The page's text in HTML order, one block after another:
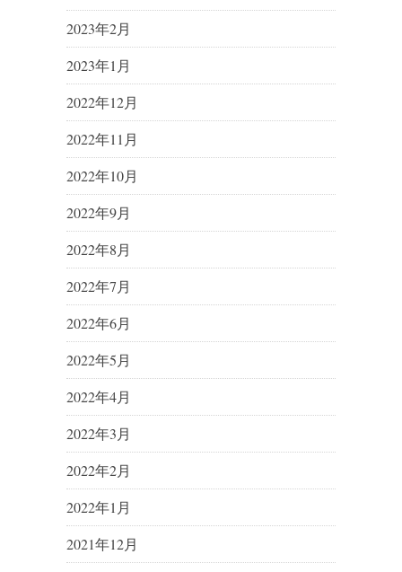
2023年2月
2023年1月
2022年12月
2022年11月
2022年10月
2022年9月
2022年8月
2022年7月
2022年6月
2022年5月
2022年4月
2022年3月
2022年2月
2022年1月
2021年12月